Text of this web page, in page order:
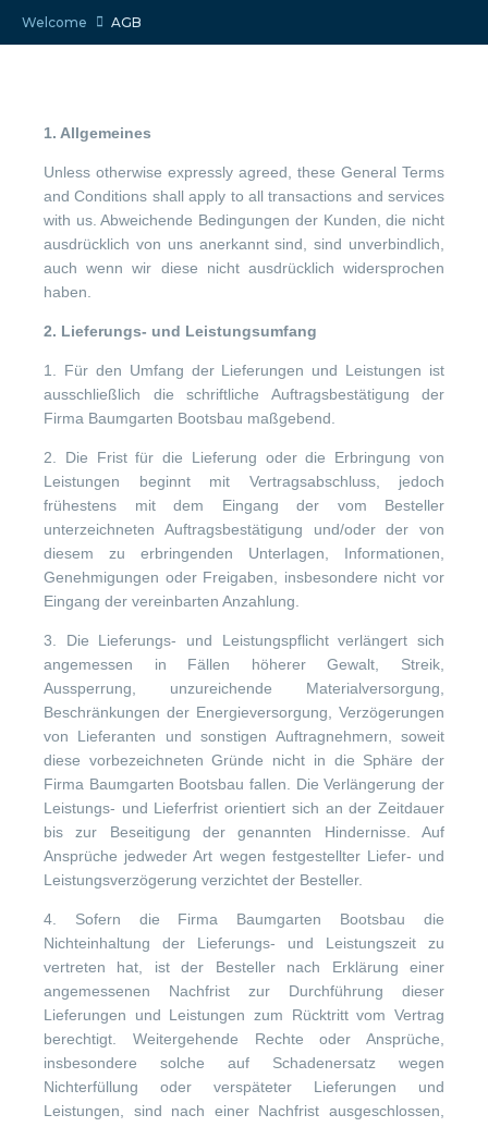
Welcome AGB
1. Allgemeines
Unless otherwise expressly agreed, these General Terms
and Conditions shall apply to all transactions and services
with us. Abweichende Bedingungen der Kunden, die nicht
ausdrücklich von uns anerkannt sind, sind unverbindlich,
auch wenn wir diese nicht ausdrücklich widersprochen
haben.
2. Lieferungs- und Leistungsumfang
1. Für den Umfang der Lieferungen und Leistungen ist
ausschließlich die schriftliche Auftragsbestätigung der
Firma Baumgarten Bootsbau maßgebend.
2. Die Frist für die Lieferung oder die Erbringung von
Leistungen beginnt mit Vertragsabschluss, jedoch
frühestens mit dem Eingang der vom Besteller
unterzeichneten Auftragsbestätigung und/oder der von
diesem zu erbringenden Unterlagen, Informationen,
Genehmigungen oder Freigaben, insbesondere nicht vor
Eingang der vereinbarten Anzahlung.
3. Die Lieferungs- und Leistungspflicht verlängert sich
angemessen in Fällen höherer Gewalt, Streik,
Aussperrung, unzureichende Materialversorgung,
Beschränkungen der Energieversorgung, Verzögerungen
von Lieferanten und sonstigen Auftragnehmern, soweit
diese vorbezeichneten Gründe nicht in die Sphäre der
Firma Baumgarten Bootsbau fallen. Die Verlängerung der
Leistungs- und Lieferfrist orientiert sich an der Zeitdauer
bis zur Beseitigung der genannten Hindernisse. Auf
Ansprüche jedweder Art wegen festgestellter Liefer- und
Leistungsverzögerung verzichtet der Besteller.
4. Sofern die Firma Baumgarten Bootsbau die
Nichteinhaltung der Lieferungs- und Leistungszeit zu
vertreten hat, ist der Besteller nach Erklärung einer
angemessenen Nachfrist zur Durchführung dieser
Lieferungen und Leistungen zum Rücktritt vom Vertrag
berechtigt. Weitergehende Rechte oder Ansprüche,
insbesondere solche auf Schadenersatz wegen
Nichterfüllung oder verspäteter Lieferungen und
Leistungen, sind nach einer Nachfrist ausgeschlossen,